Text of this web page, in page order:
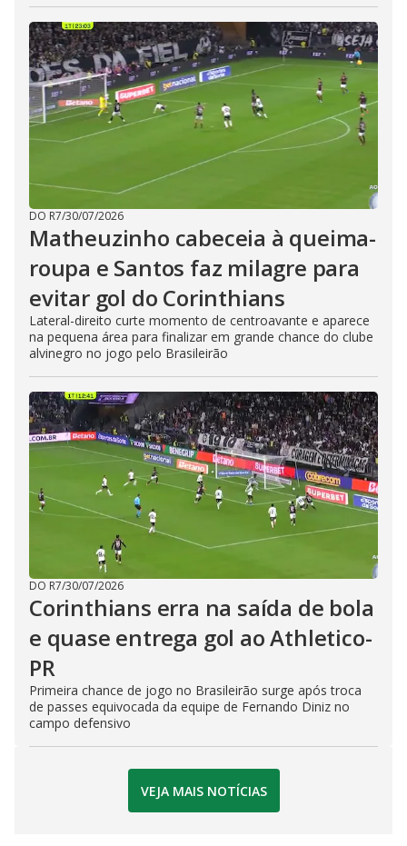
DO R7/30/07/2026
Matheuzinho cabeceia à queima-
roupa e Santos faz milagre para
evitar gol do Corinthians
Lateral-direito curte momento de centroavante e aparece
na pequena área para finalizar em grande chance do clube
alvinegro no jogo pelo Brasileirão
DO R7/30/07/2026
Corinthians erra na saída de bola
e quase entrega gol ao Athletico-
PR
Primeira chance de jogo no Brasileirão surge após troca
de passes equivocada da equipe de Fernando Diniz no
campo defensivo
VEJA MAIS NOTÍCIAS